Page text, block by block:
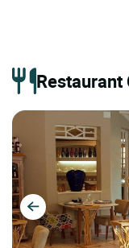
Restaurant